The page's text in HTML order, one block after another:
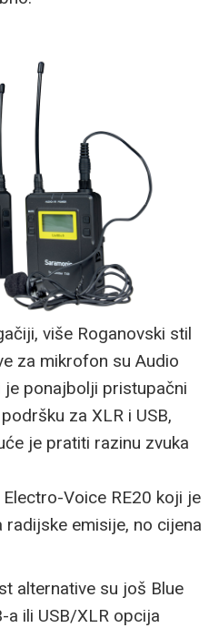
više Roganovski stil
za mikrofon su Audio
je ponajbolji pristupačni
za XLR i USB,
je pratiti razinu zvuka
Voice RE20 koji je
emisije, no cijena
alternative su još Blue
a ili USB/XLR opcija